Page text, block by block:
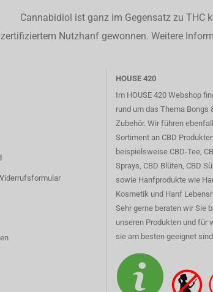
Cannabidiol ist ganz im Gegensatz zu
Nutzhanf gewonnen. Weitere
HOUSE 420
Im HOUSE 420 Webshop
rund um das Thema Bongs
Zubehör. Wir führen
Sortiment an CBD
beispielsweise CBD-Tee,
Sprays, CBD Blüten, CBD
sowie Hanfprodukte wie
Kosmetik und Hanf
Sehr gerne beraten wir Sie
unseren Produkten und für
sie am besten geeignet